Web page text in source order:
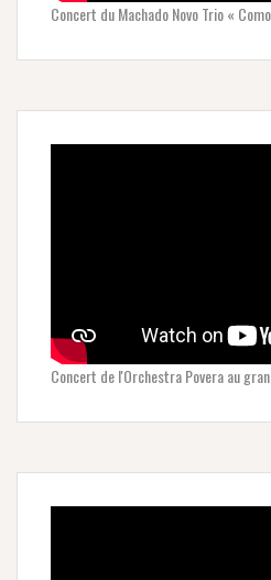
Concert du Machado Novo Trio «
Concert de l'Orchestra Povera au